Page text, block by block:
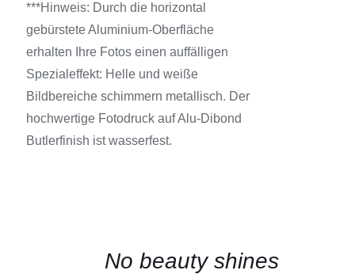
DER
PRODUKTSEITE
WERDEN
***Hinweis: Durch die horizontal
gebürstete Aluminium-Oberfläche
erhalten Ihre Fotos einen auffälligen
Spezialeffekt: Helle und weiße
Bildbereiche schimmern metallisch. Der
hochwertige Fotodruck auf Alu-Dibond
Butlerfinish ist wasserfest.
AUSFÜHRUNGNo beauty shines